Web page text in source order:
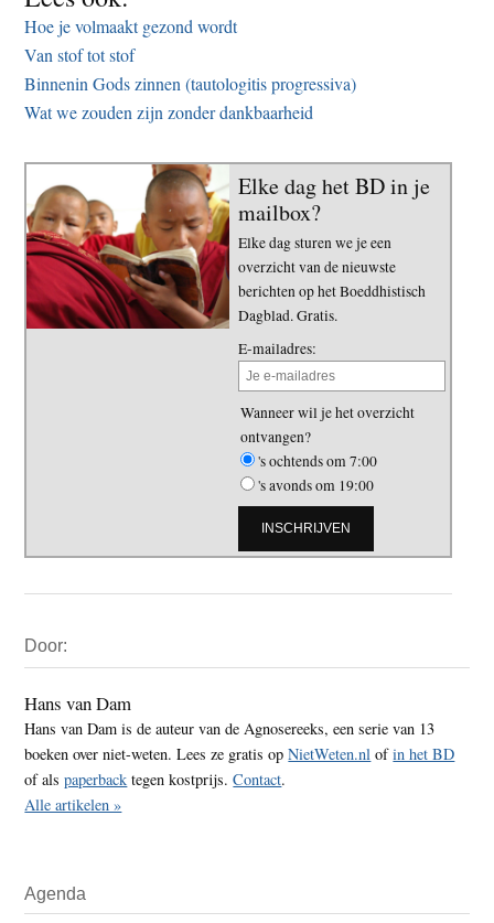
Hoe je volmaakt gezond wordt
Van stof tot stof
Binnenin Gods zinnen (tautologitis progressiva)
Wat we zouden zijn zonder dankbaarheid
Elke dag het BD in je
mailbox?
Elke dag sturen we je een
overzicht van de nieuwste
berichten op het Boeddhistisch
Dagblad. Gratis.
E-mailadres:
Wanneer wil je het overzicht
ontvangen?
's ochtends om 7:00
's avonds om 19:00
Sidebar
Door:
Hans van Dam
Hans van Dam is de auteur van de Agnosereeks, een serie van 13
boeken over niet-weten. Lees ze gratis opNietWeten.nl ofin het BD
of alspaperback tegen kostprijs.Contact.
Alle artikelen »
Agenda